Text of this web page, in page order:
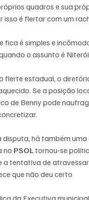
quadros e sua
isso é flertar com um
fica é simples e
o assunto é
flerte estadual, o
Se a posição
de Benny pode
disputa, há também
no PSOL tornou-se
a tentativa de
que não deu certo
da Executiva